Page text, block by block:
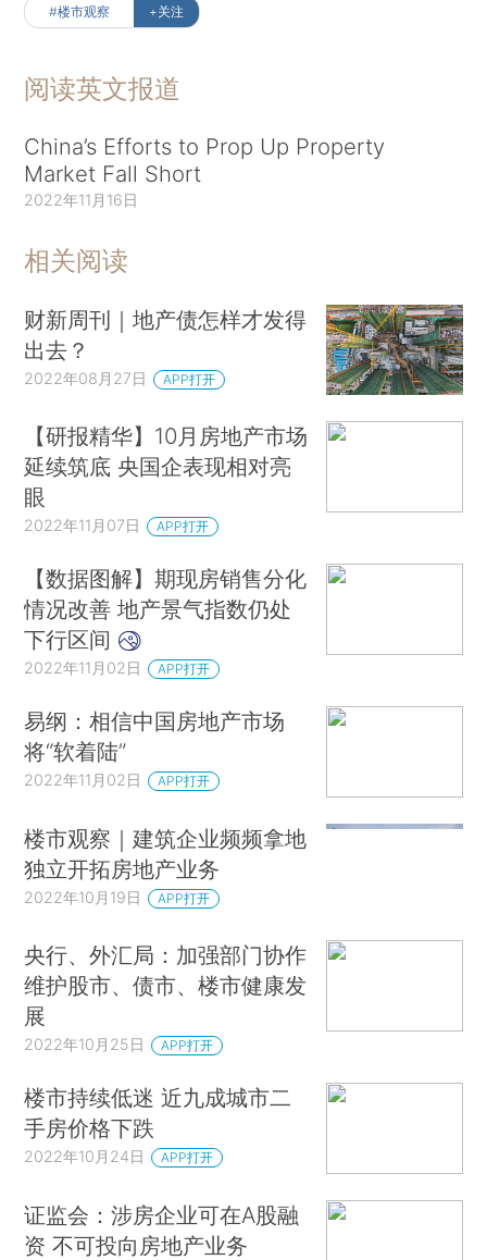
#楼市观察 +关注
阅读英文报道
China’s Efforts to Prop Up Property
Market Fall Short
2022年11月16日
相关阅读
财新周刊｜地产债怎样才发得
出去？
2022年08月27日 APP打开
【研报精华】10月房地产市场
延续筑底 央国企表现相对亮
眼
2022年11月07日 APP打开
【数据图解】期现房销售分化
情况改善 地产景气指数仍处
下行区间
2022年11月02日 APP打开
易纲：相信中国房地产市场
将“软着陆”
2022年11月02日 APP打开
楼市观察｜建筑企业频频拿地
独立开拓房地产业务
2022年10月19日 APP打开
央行、外汇局：加强部门协作
维护股市、债市、楼市健康发
展
2022年10月25日 APP打开
楼市持续低迷 近九成城市二
手房价格下跌
2022年10月24日 APP打开
证监会：涉房企业可在A股融
资 不可投向房地产业务